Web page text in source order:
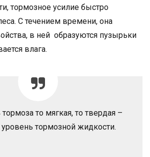
тормозное усилие быстро
С течением времени, она
в ней образуются пузырьки
влага.
то мягкая, то твердая –
уровень тормозной жидкости.